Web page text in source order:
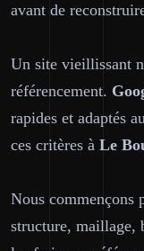
avant de
Un site vieillissant
référencement.
rapides et adaptés
ces critères à Le
Nous commençons
structure, maillage,